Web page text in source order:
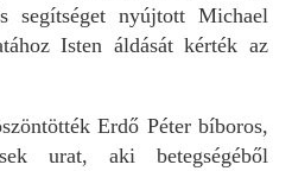
segítséget nyújtott Michael
Isten áldását kérték az
Erdő Péter bíboros,
urat, aki betegségéből